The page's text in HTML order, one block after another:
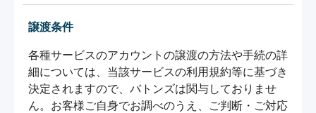
譲渡条件
各種サービスのアカウントの譲渡の方法や手続の詳
細については、当該サービスの利用規約等に基づき
決定されますので、バトンズは関与しておりませ
ん。お客様ご自身でお調べのうえ、ご判断・ご対応